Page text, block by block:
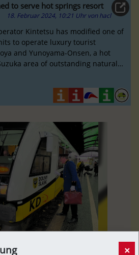
to serve hot springs resort
18. Februar 2024, 10:21 Uhr vonhacl
Kintetsu has modified one of
to operate luxury tourist
and Yunoyama-Onsen, a hot
area of outstanding natural
×